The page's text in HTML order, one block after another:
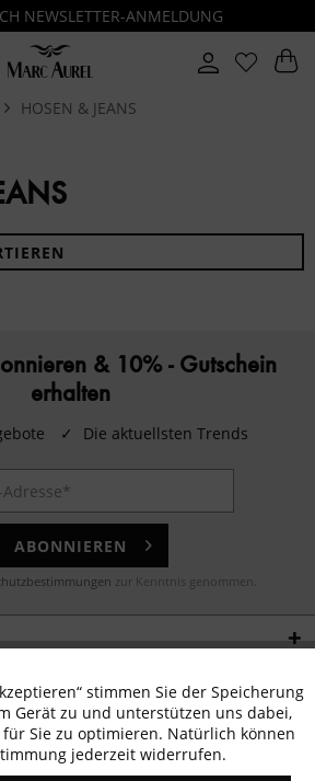
NEWSLETTER-ANMELDUNG
HOSEN & JEANS
& 10% - Gutschein
erhalten
✓ Die aktuellsten Trends
ABONNIEREN
zur Kenntnis genommen.
an:
Aktiv
Inaktiv
stimmen Sie der Speicherung
Gerät zu und unterstützen uns dabei,
Sie zu optimieren. Natürlich können
jederzeit widerrufen.